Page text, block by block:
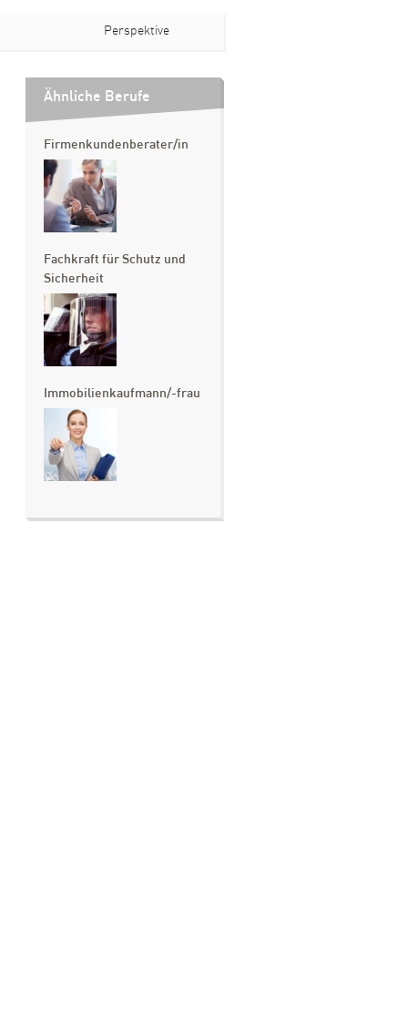
Perspektive
Ähnliche Berufe
Firmenkundenberater/in
Fachkraft für Schutz und
Sicherheit
Immobilienkaufmann/-frau